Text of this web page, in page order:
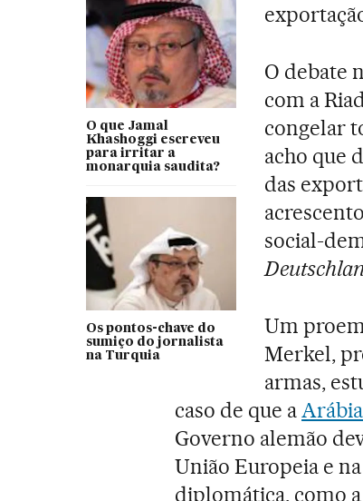
O que Jamal
Khashoggi escreveu
para irritar a
monarquia saudita?
Os pontos-chave do
sumiço do jornalista
na Turquia
O debate
com a
congelar
acho que
das
social-
Um
Merkel,
armas,
caso de que a
Governo alemão
União Europeia e
diplomática, como